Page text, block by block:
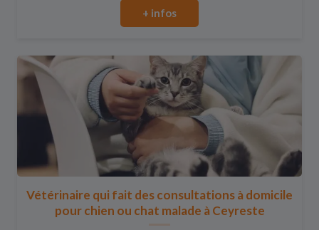
+ infos
Vétérinaire qui fait des consultations à domicile
pour chien ou chat malade à Ceyreste